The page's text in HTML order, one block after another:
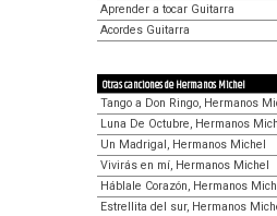
Aprender a tocar Guitarra
Acordes Guitarra
Otras canciones de Hermanos Michel
Tango a Don Ringo, Hermanos
Luna De Octubre, Hermanos
Un Madrigal, Hermanos Michel
Vivirás en mí, Hermanos Michel
Háblale Corazón, Hermanos
Estrellita del sur, Hermanos